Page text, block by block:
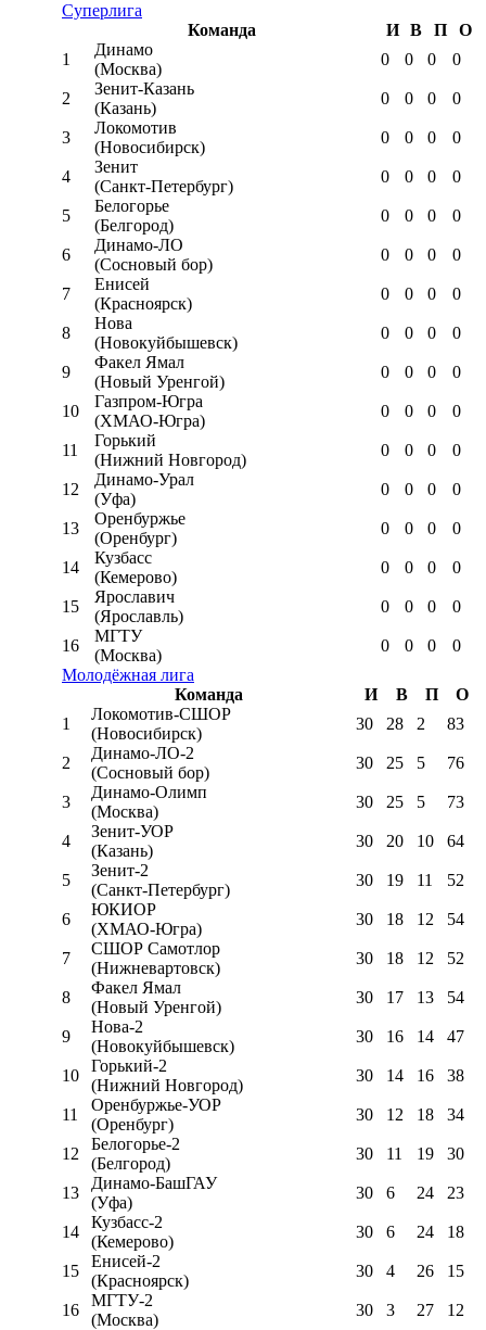
Суперлига
Команда
И В П
О
1
Динамо
(Москва)
0 0 0 0
2
Зенит-Казань
(Казань)
0 0 0 0
3
Локомотив
(Новосибирск)
0 0 0 0
4
Зенит
(Санкт-Петербург)
0 0 0 0
5
Белогорье
(Белгород)
0 0 0 0
6
Динамо-ЛО
(Сосновый бор)
0 0 0 0
7
Енисей
(Красноярск)
0 0 0 0
8
Нова
(Новокуйбышевск)
0 0 0 0
9
Факел Ямал
(Новый Уренгой)
0 0 0 0
10
Газпром-Югра
(ХМАО-Югра)
0 0 0 0
11
Горький
(Нижний Новгород)
0 0 0 0
12
Динамо-Урал
(Уфа)
0 0 0 0
13
Оренбуржье
(Оренбург)
0 0 0 0
14
Кузбасс
(Кемерово)
0 0 0 0
15
Ярославич
(Ярославль)
0 0 0 0
16
МГТУ
(Москва)
0 0 0
0
Молодёжная лига
Команда
И В П
О
1
Локомотив-CШОР
(Новосибирск)
30 28 2 83
2
Динамо-ЛО-2
(Сосновый бор)
30 25 5 76
3
Динамо-Олимп
(Москва)
30 25 5 73
4
Зенит-УОР
(Казань)
30 20 10 64
5
Зенит-2
(Санкт-Петербург)
30 19 11 52
6
ЮКИОР
(ХМАО-Югра)
30 18 12 54
7
СШОР Самотлор
(Нижневартовск)
30 18 12 52
8
Факел Ямал
(Новый Уренгой)
30 17 13 54
9
Нова-2
(Новокуйбышевск)
30 16 14 47
10
Горький-2
(Нижний Новгород)
30 14 16 38
11
Оренбуржье-УОР
(Оренбург)
30 12 18 34
12
Белогорье-2
(Белгород)
30 11 19 30
13
Динамо-БашГАУ
(Уфа)
30 6 24 23
14
Кузбасс-2
(Кемерово)
30 6 24 18
15
Енисей-2
(Красноярск)
30 4 26 15
16
МГТУ-2
(Москва)
30 3 27 12